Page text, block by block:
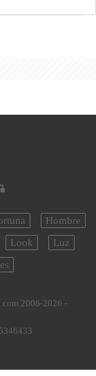
Hombre
Look
Luz
2006-2026 -